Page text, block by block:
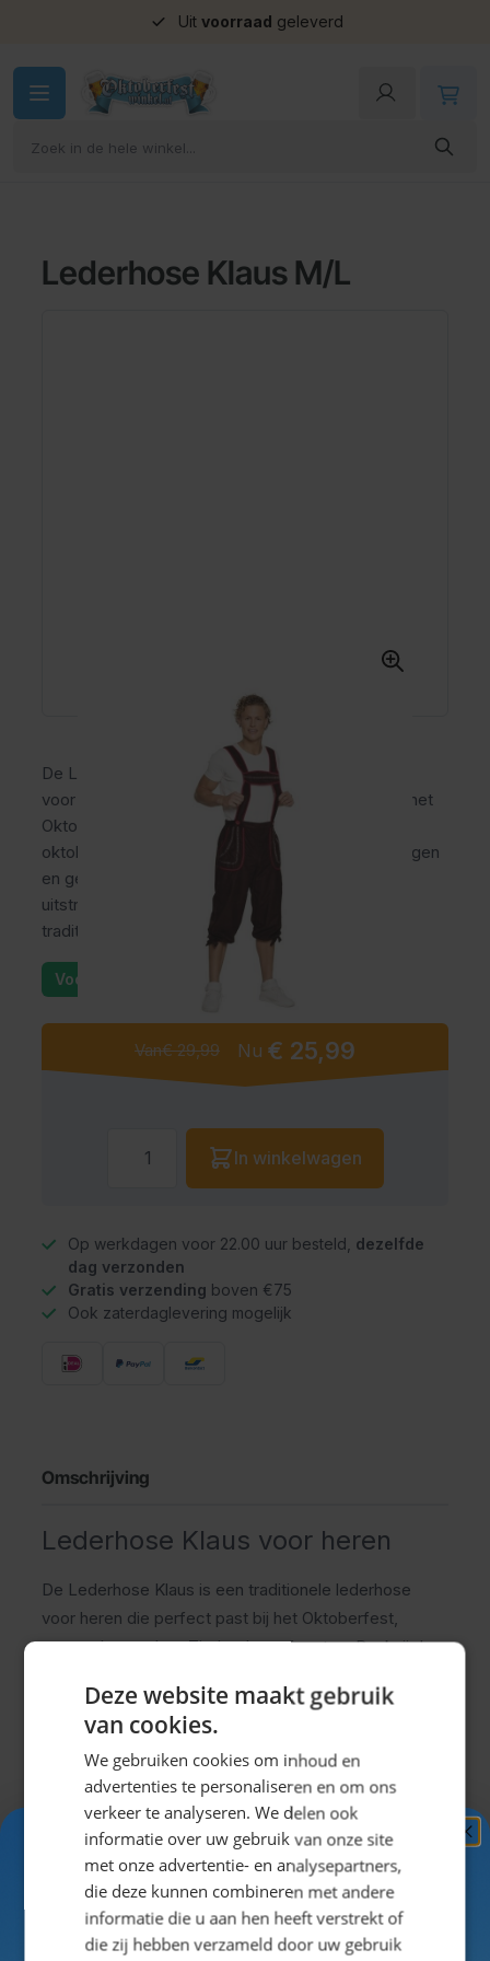
Uit voorraad geleverd
Lederhose Klaus M/L
De Lederhose Klaus is een traditionele lederhose
voor heren met een comfortabele pasvorm voor het
Oktoberfest en andere themafeesten. Deze
oktoberfest broek is geschikt voor lange feestdagen
en geeft jouw outfit direct een klassieke Tiroler
uitstraling. Ideaal voor mannen die verzorgd en
traditioneel voor de dag willen komen.
Voorraad: 10
Van€ 29,99 Nu € 25,99
In winkelwagen
Op werkdagen voor 22.00 uur besteld, dezelfde
dag verzonden
Gratis verzending boven €75
Ook zaterdaglevering mogelijk
Omschrijving
Lederhose Klaus voor heren
De Lederhose Klaus is een traditionele lederhose
voor heren die perfect past bij het Oktoberfest,
carnaval en andere Tiroler themafeesten. Dankzij de
complete Oktoberfest outfit die comfortabel draagt
tijdens lange feestdagen.
Comfortabel tijdens het dragen
Een goede lederhose moet niet alleen mooi ogen,
maar ook prettig zitten tijdens het lopen, staan en
feesten. De Lederhose Klaus heeft een comfortabele
pasvorm waardoor je vrij kunt bewegen tijdens
festivals, evenementen en feestavonden.
Uitklappen
Specificaties
Deze website maakt gebruik
van cookies.
We gebruiken cookies om inhoud en
advertenties te personaliseren en om ons
verkeer te analyseren. We delen ook
informatie over uw gebruik van onze site
met onze advertentie- en analysepartners,
die deze kunnen combineren met andere
informatie die u aan hen heeft verstrekt of
die zij hebben verzameld door uw gebruik
Ontvang5%
KORTING!
Schrijf je nuin voor de nieuwsbrief en ontvang toegang